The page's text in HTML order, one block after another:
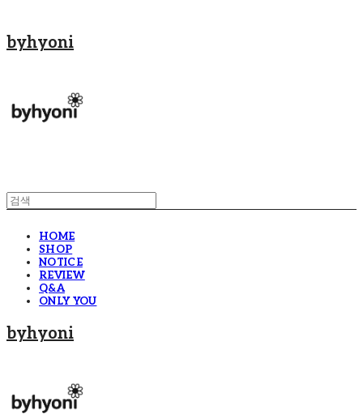
byhyoni
HOME
SHOP
NOTICE
REVIEW
Q&A
ONLY YOU
byhyoni